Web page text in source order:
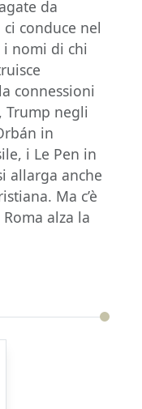
da
conduce nel
i nomi di chi
connessioni
Trump negli
in
i Le Pen in
allarga anche
Ma c’è
alza la